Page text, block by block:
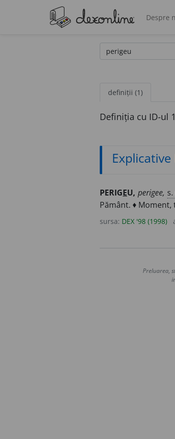
Despre
definiții (1)
Definiția cu ID-ul
Explicative
PERIGEU, perigee,
Pământ. ♦ Moment,
sursa: DEX '98 (1998)
Preluarea,